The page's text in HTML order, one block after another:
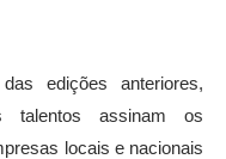
edições anteriores,
talentos assinam os
locais e nacionais